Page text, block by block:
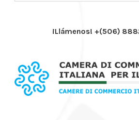
¡Llámenos! +(506)